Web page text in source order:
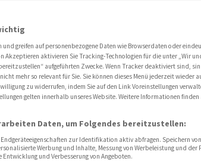
greifen auf personenbezogene Daten wie Browserdaten oder
Akzeptieren aktivieren Sie Tracking-Technologien für die unter „Wir
aufgeführten Zwecke. Wenn Tracker deaktiviert sind,
mehr so relevant für Sie. Sie können dieses Menü jederzeit wieder
zu widerrufen, indem Sie auf den Link Voreinstellungen
gelten innerhalb unseres Website. Weitere Informationen finden
Daten, um Folgendes bereitzustellen:
zur Identifikation aktiv abfragen. Speichern
Werbung und Inhalte, Messung von Werbeleistung und der
und Verbesserung von Angeboten.